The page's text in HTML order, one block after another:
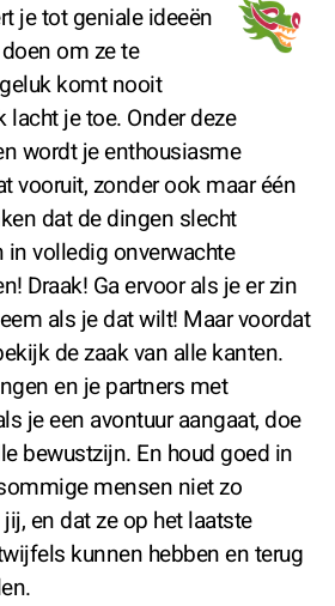
je tot geniale ideeën
om ze te
komt nooit
lacht je toe. Onder deze
wordt je enthousiasme
vooruit, zonder ook maar één
dat de dingen slecht
volledig onverwachte
Draak! Ga ervoor als je er zin
als je dat wilt! Maar voordat
de zaak van alle kanten.
en je partners met
je een avontuur aangaat, doe
bewustzijn. En houd goed in
mensen niet zo
en dat ze op het laatste
kunnen hebben en terug